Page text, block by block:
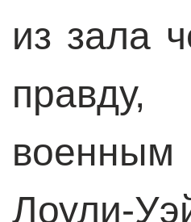
из зала
Лоули-